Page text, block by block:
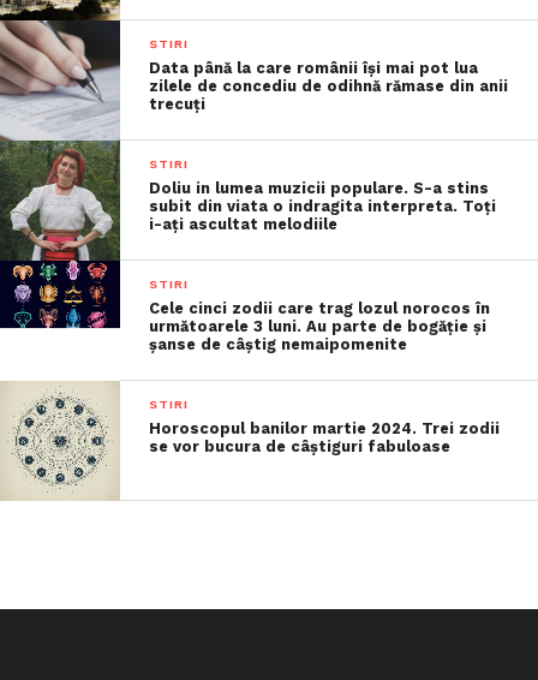
STIRI
Data până la care românii îşi mai pot lua
zilele de concediu de odihnă rămase din anii
trecuţi
STIRI
Doliu in lumea muzicii populare. S-a stins
subit din viata o indragita interpreta. Toți
i-ați ascultat melodiile
STIRI
Cele cinci zodii care trag lozul norocos în
următoarele 3 luni. Au parte de bogăție și
șanse de câștig nemaipomenite
STIRI
Horoscopul banilor martie 2024. Trei zodii
se vor bucura de câștiguri fabuloase